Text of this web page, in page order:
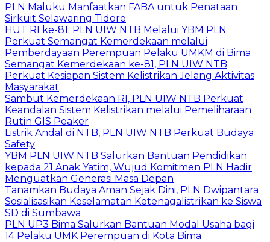
PLN Maluku Manfaatkan FABA untuk Penataan
Sirkuit Selawaring Tidore
HUT RI ke-81: PLN UIW NTB Melalui YBM PLN
Perkuat Semangat Kemerdekaan melalui
Pemberdayaan Perempuan Pelaku UMKM di Bima
Semangat Kemerdekaan ke-81, PLN UIW NTB
Perkuat Kesiapan Sistem Kelistrikan Jelang Aktivitas
Masyarakat
Sambut Kemerdekaan RI, PLN UIW NTB Perkuat
Keandalan Sistem Kelistrikan melalui Pemeliharaan
Rutin GIS Peaker
Listrik Andal di NTB, PLN UIW NTB Perkuat Budaya
Safety
YBM PLN UIW NTB Salurkan Bantuan Pendidikan
kepada 21 Anak Yatim, Wujud Komitmen PLN Hadir
Menguatkan Generasi Masa Depan
Tanamkan Budaya Aman Sejak Dini, PLN Dwipantara
Sosialisasikan Keselamatan Ketenagalistrikan ke Siswa
SD di Sumbawa
PLN UP3 Bima Salurkan Bantuan Modal Usaha bagi
14 Pelaku UMK Perempuan di Kota Bima